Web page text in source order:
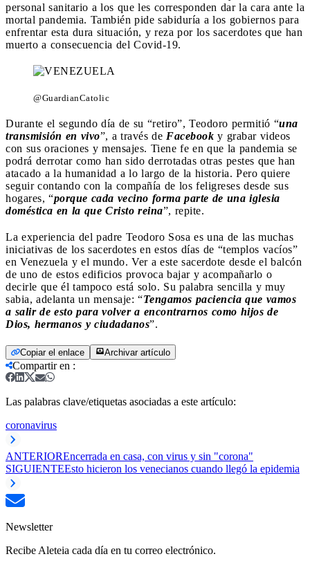
personal sanitario a los que les corresponden dar la cara ante la
mortal pandemia. También pide sabiduría a los gobiernos para
enfrentar esta dura situación, y reza por los sacerdotes que han
muerto a consecuencia del Covid-19.
@GuardianCatolic
Durante el segundo día de su “retiro”, Teodoro permitió “una
transmisión en vivo”, a través de Facebook y grabar videos
con sus oraciones y mensajes. Tiene fe en que la pandemia se
podrá derrotar como han sido derrotadas otras pestes que han
atacado a la humanidad a lo largo de la historia. Pero quiere
seguir contando con la compañía de los feligreses desde sus
hogares, “porque cada vecino forma parte de una iglesia
doméstica en la que Cristo reina”, repite.
La experiencia del padre Teodoro Sosa es una de las muchas
iniciativas de los sacerdotes en estos días de “templos vacíos”
en Venezuela y el mundo. Ver a este sacerdote desde el balcón
de uno de estos edificios provoca bajar y acompañarlo o
decirle que él tampoco está solo. Su palabra sencilla y muy
sabia, adelanta un mensaje: “Tengamos paciencia que vamos
a salir de esto para volver a encontrarnos como hijos de
Dios, hermanos y ciudadanos”.
Copiar el enlace Archivar artículo
Compartir en :
Las palabras clave/etiquetas asociadas a este artículo:
coronavirus
ANTERIOREncerrada en casa, con virus y sin "corona"
SIGUIENTEEsto hicieron los venecianos cuando llegó la epidemia
Newsletter
Recibe Aleteia cada día en tu correo electrónico.